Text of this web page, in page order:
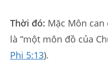
Thời đó: Mặc Môn
là “một môn đồ của
Phi 5:13).